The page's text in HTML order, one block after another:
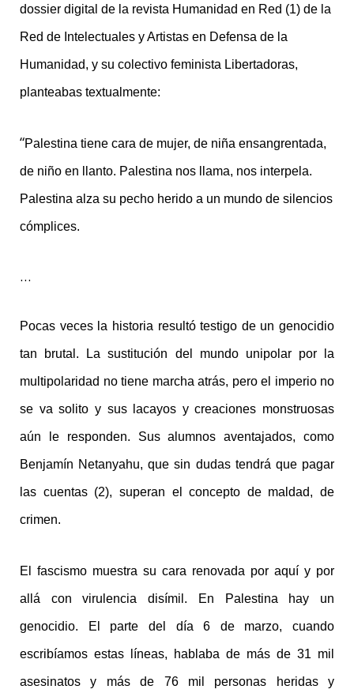
dossier digital de la revista Humanidad en Red (1) de la
Red de Intelectuales y Artistas en Defensa de la
Humanidad, y su colectivo feminista Libertadoras,
planteabas textualmente:
“Palestina tiene cara de mujer, de niña ensangrentada,
de niño en llanto. Palestina nos llama, nos interpela.
Palestina alza su pecho herido a un mundo de silencios
cómplices.
…
Pocas veces la historia resultó testigo de un genocidio
tan brutal. La sustitución del mundo unipolar por la
multipolaridad no tiene marcha atrás, pero el imperio no
se va solito y sus lacayos y creaciones monstruosas
aún le responden. Sus alumnos aventajados, como
Benjamín Netanyahu, que sin dudas tendrá que pagar
las cuentas (2), superan el concepto de maldad, de
crimen.
El fascismo muestra su cara renovada por aquí y por
allá con virulencia disímil. En Palestina hay un
genocidio. El parte del día 6 de marzo, cuando
escribíamos estas líneas, hablaba de más de 31 mil
asesinatos y más de 76 mil personas heridas y